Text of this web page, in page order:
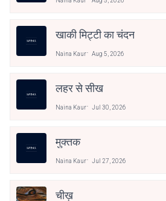
खाकी मिट्टी का चंदन
Naina Kaur Aug 5, 2026
लहर से सीख
Naina Kaur Jul 30, 2026
मुक्तक
Naina Kaur Jul 27, 2026
चीख़